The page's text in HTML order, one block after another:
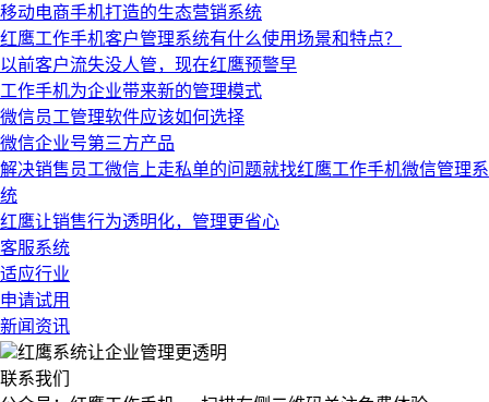
移动电商手机打造的生态营销系统
红鹰工作手机客户管理系统有什么使用场景和特点？
以前客户流失没人管，现在红鹰预警早
工作手机为企业带来新的管理模式
微信员工管理软件应该如何选择
微信企业号第三方产品
解决销售员工微信上走私单的问题就找红鹰工作手机微信管理系
统
红鹰让销售行为透明化，管理更省心
客服系统
适应行业
申请试用
新闻资讯
红鹰系统让企业管理更透明
联系我们